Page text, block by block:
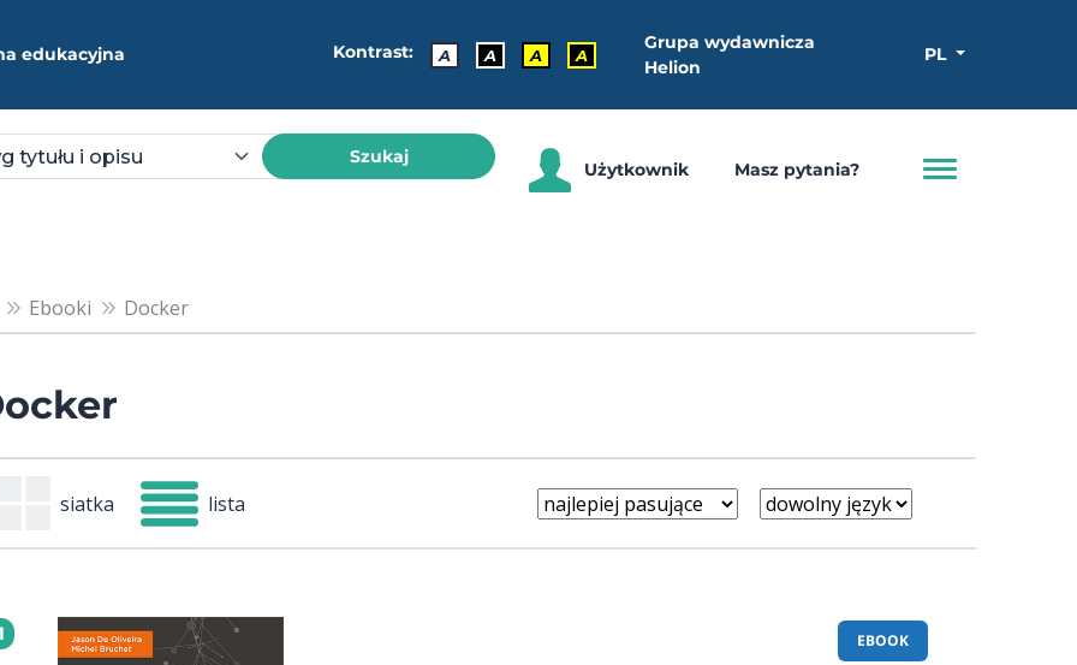
edukacyjna Kontrast: A A A A
Grupa wydawnicza
Helion
PL
Szukaj
Użytkownik Masz pytania?
Ebooki Docker
siatka lista
EBOOK